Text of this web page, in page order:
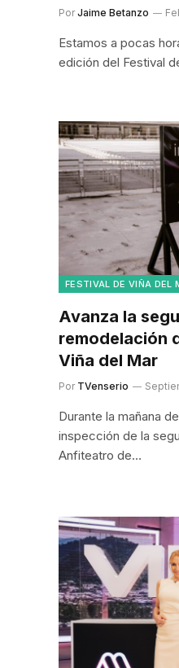
Por Jaime Betanzo
Estamos a pocas
edición del Festival
FESTIVAL DE VIÑA DEL
Avanza la
remodelación
Viña del Mar
Por TVenserio
Durante la mañana
inspección de la
Anfiteatro de…